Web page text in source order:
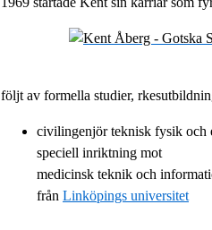
följt av formella studier,
civilingenjör teknisk fysik och
speciell inriktning mot
medicinsk teknik och
från Linköpings universitet